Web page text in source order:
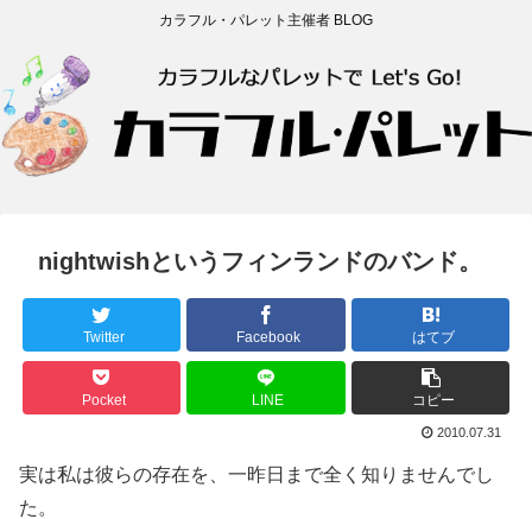
カラフル・パレット主催者 BLOG
nightwishというフィンランドのバンド。
Twitter Facebook はてブ
Pocket LINE コピー
2010.07.31
実は私は彼らの存在を、一昨日まで全く知りませんでし
た。